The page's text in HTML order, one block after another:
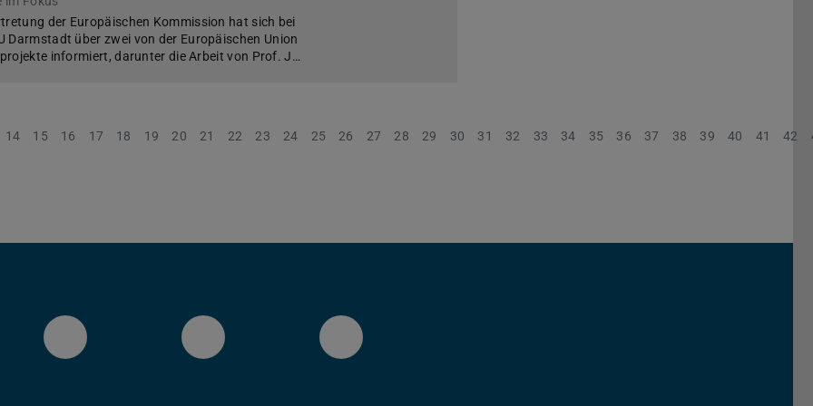
der Europäischen Kommission hat sich bei
Darmstadt über zwei von der Europäischen Union
informiert, darunter die Arbeit von Prof. J…
14 15 16 17 18 19 20 21 22 23 24 25 26 27 28 29 30 31 32 33 34 35 36 37 38 39 40 41 42
LinkedIn-Seite des Fachbereichs Informatik der TU Darmstadt
YouTube Bluesky